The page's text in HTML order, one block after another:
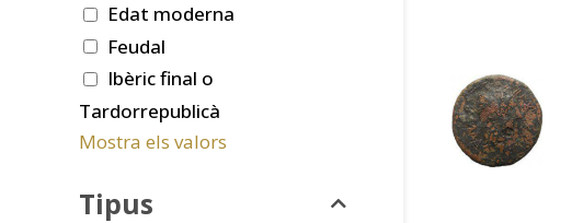
Edat moderna
Feudal
Ibèric final o
Tardorrepublicà
Mostra els valors
Tipus